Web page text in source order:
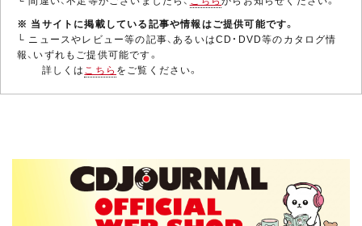
※ 当サイトに掲載している記事や情報はご提供可能です。
└ ニュースやレビュー等の記事、あるいはCD・DVD等のカタログ情
報、いずれもご提供可能です。
詳しくはこちら をご覧ください。